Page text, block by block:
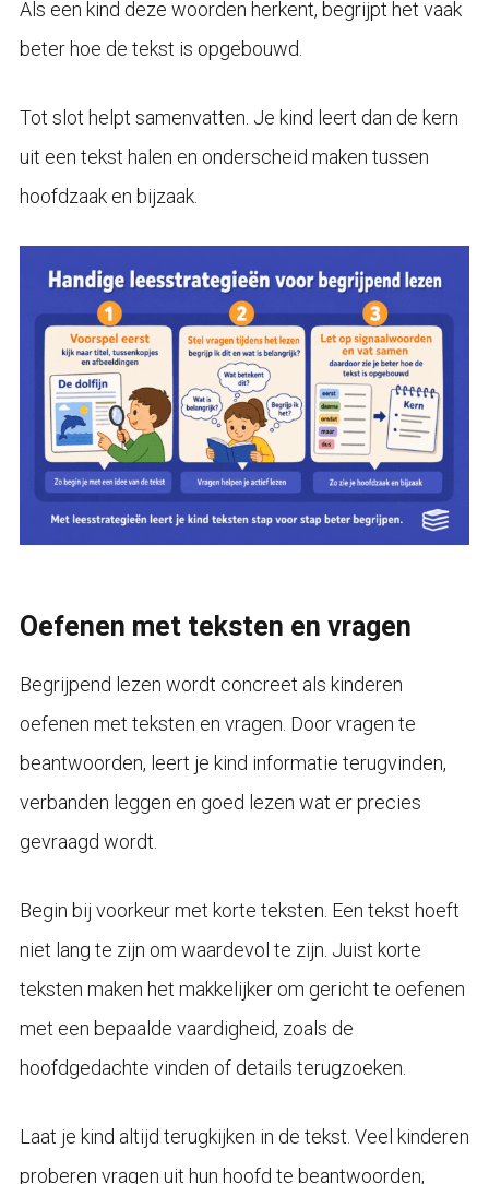
Als een kind deze woorden herkent, begrijpt het vaak
beter hoe de tekst is opgebouwd.
Tot slot helpt samenvatten. Je kind leert dan de kern
uit een tekst halen en onderscheid maken tussen
hoofdzaak en bijzaak.
Oefenen met teksten en vragen
Begrijpend lezen wordt concreet als kinderen
oefenen met teksten en vragen. Door vragen te
beantwoorden, leert je kind informatie terugvinden,
verbanden leggen en goed lezen wat er precies
gevraagd wordt.
Begin bij voorkeur met korte teksten. Een tekst hoeft
niet lang te zijn om waardevol te zijn. Juist korte
teksten maken het makkelijker om gericht te oefenen
met een bepaalde vaardigheid, zoals de
hoofdgedachte vinden of details terugzoeken.
Laat je kind altijd terugkijken in de tekst. Veel kinderen
proberen vragen uit hun hoofd te beantwoorden,